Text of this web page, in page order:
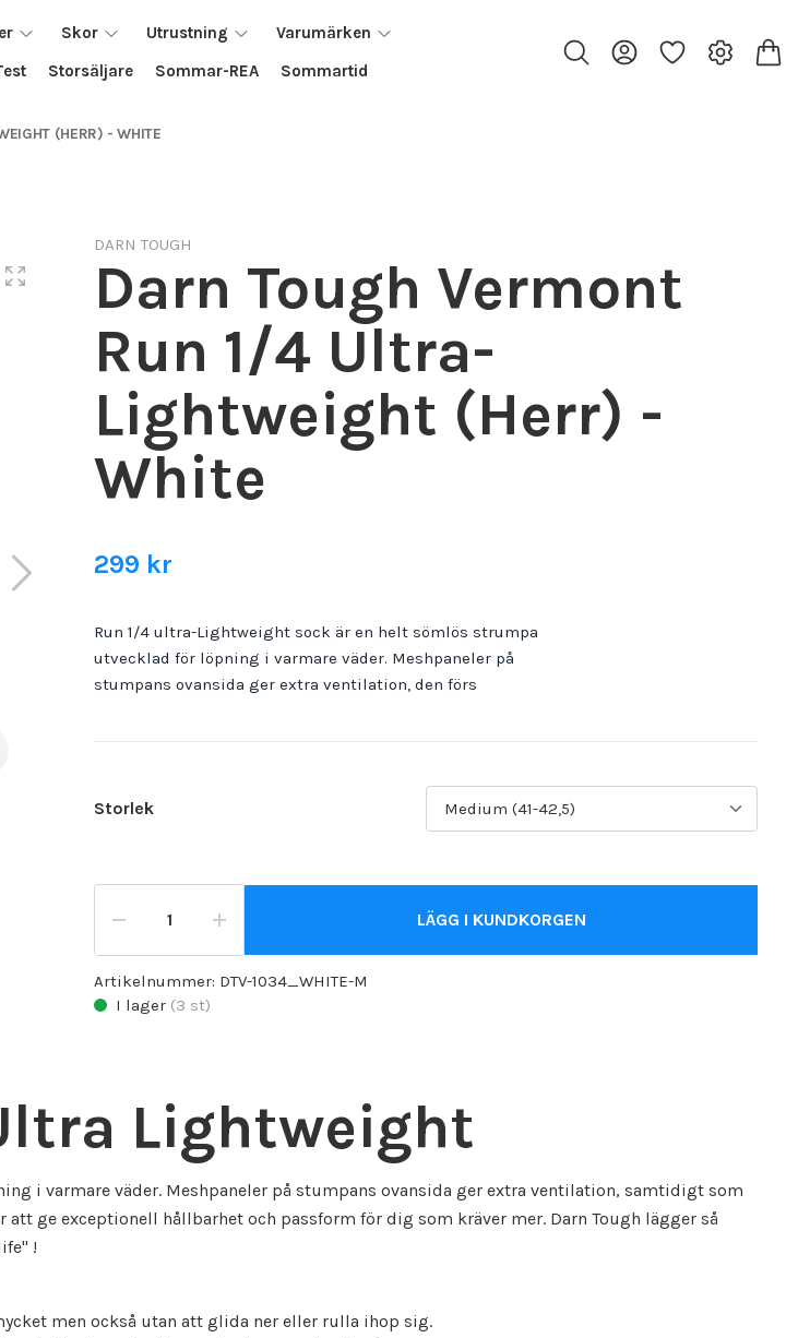
Skor Utrustning
Varumärken
Storsäljare Sommar-REA Sommartid
(HERR) - WHITE
DARN TOUGH
Darn Tough Vermont
Run 1/4 Ultra-
Lightweight (Herr) -
White
299 kr
Run 1/4 ultra-Lightweight sock är en helt sömlös strumpa
utvecklad för löpning i varmare väder. Meshpaneler på
stumpans ovansida ger extra ventilation, den förs
Storlek
LÄGG I KUNDKORGEN
Artikelnummer: DTV-1034_WHITE-M
I lager (3 st)
Lightweight
i varmare väder. Meshpaneler på stumpans ovansida ger extra ventilation, samtidigt som
ge exceptionell hållbarhet och passform för dig som kräver mer. Darn Tough lägger så
!
men också utan att glida ner eller rulla ihop sig.